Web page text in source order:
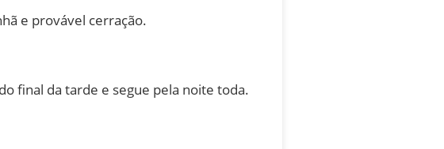
e provável cerração.
final da tarde e segue pela noite toda.